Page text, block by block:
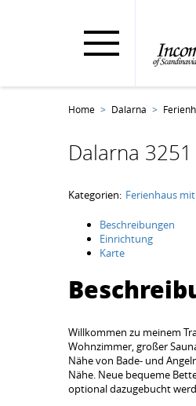
Home Dalarna
Dalarna
Kategorien: Ferienhaus
Beschreibungen
Einrichtung
Karte
Willkommen zu meinem
Wohnzimmer, großer
Nähe von Bade- und
Nähe. Neue bequeme
optional dazugebucht